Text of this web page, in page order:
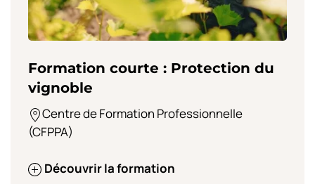
Formation courte : Protection du
vignoble
Centre de Formation Professionnelle
(CFPPA)
Découvrir la formation